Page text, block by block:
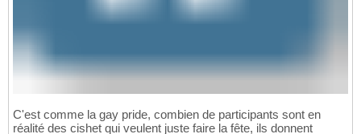
C'est comme la gay pride, combien de participants sont en
réalité des cishet qui veulent juste faire la fête, ils donnent